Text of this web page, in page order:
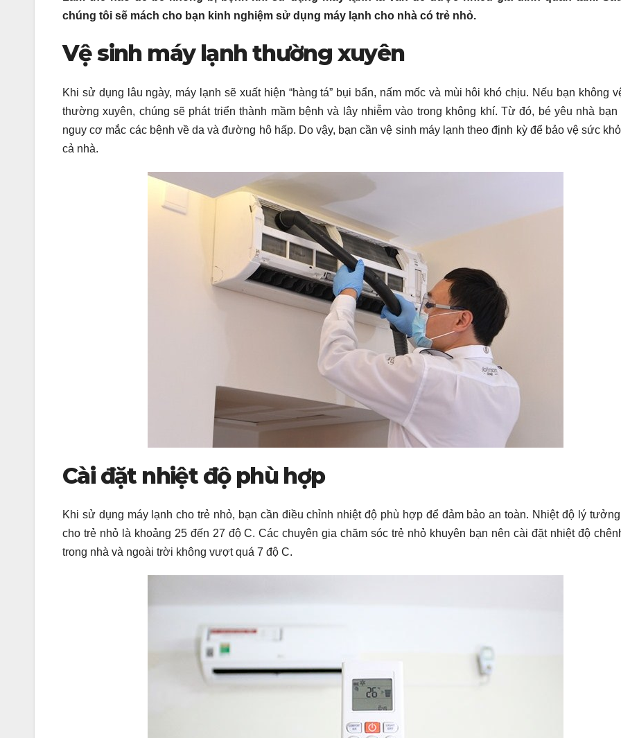
chúng tôi sẽ mách cho bạn kinh nghiệm sử dụng máy lạnh cho nhà có trẻ nhỏ.
Vệ sinh máy lạnh thường xuyên
Khi sử dụng lâu ngày, máy lạnh sẽ xuất hiện “hàng tá” bụi bẩn, nấm mốc và mùi hôi khó chịu. Nếu bạn không
thường xuyên, chúng sẽ phát triển thành mầm bệnh và lây nhiễm vào trong không khí. Từ đó, bé yêu nhà bạn
nguy cơ mắc các bệnh về da và đường hô hấp. Do vậy, bạn cần vệ sinh máy lạnh theo định kỳ để bảo vệ sức
cả nhà.
Cài đặt nhiệt độ phù hợp
Khi sử dụng máy lạnh cho trẻ nhỏ, bạn cần điều chỉnh nhiệt độ phù hợp để đảm bảo an toàn. Nhiệt độ lý
cho trẻ nhỏ là khoảng 25 đến 27 độ C. Các chuyên gia chăm sóc trẻ nhỏ khuyên bạn nên cài đặt nhiệt độ
trong nhà và ngoài trời không vượt quá 7 độ C.